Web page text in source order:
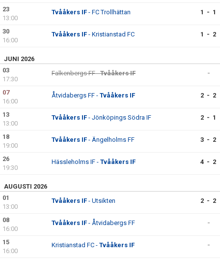
23
13:00
Tvååkers IF - FC Trollhättan 1 - 1
30
16:00
Tvååkers IF - Kristianstad FC 1 - 2
JUNI 2026
03
17:30
Falkenbergs FF -Tvååkers IF -
07
16:00
Åtvidabergs FF - Tvååkers IF 2 - 2
13
13:00
Tvååkers IF - Jönköpings Södra IF 2 - 1
18
19:00
Tvååkers IF - Ängelholms FF 3 - 2
26
19:30
Hässleholms IF - Tvååkers IF 4 - 2
AUGUSTI 2026
01
13:00
Tvååkers IF - Utsikten 2 - 2
08
16:00
Tvååkers IF - Åtvidabergs FF -
15
16:00
Kristianstad FC - Tvååkers IF -